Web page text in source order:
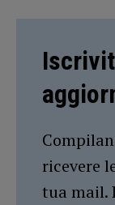
ricevere
tua mail.